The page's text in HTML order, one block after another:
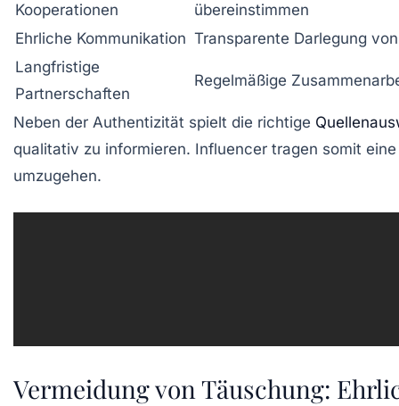
Kooperationen
übereinstimmen
Ehrliche Kommunikation Transparente Darlegung
Langfristige
Partnerschaften
Regelmäßige
Neben der Authentizität spielt die richtige
qualitativ zu informieren. Influencer tragen somit
umzugehen.
Vermeidung von Täuschung: